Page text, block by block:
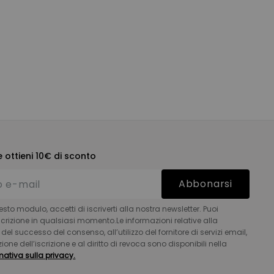
ottieni 10€ di sconto
Abbonarsi
modulo, accetti di iscriverti alla nostra newsletter. Puoi
in qualsiasi momento.Le informazioni relative alla
successo del consenso, all’utilizzo del fornitore di servizi email,
dell’iscrizione e al diritto di revoca sono disponibili nella
sulla privacy.